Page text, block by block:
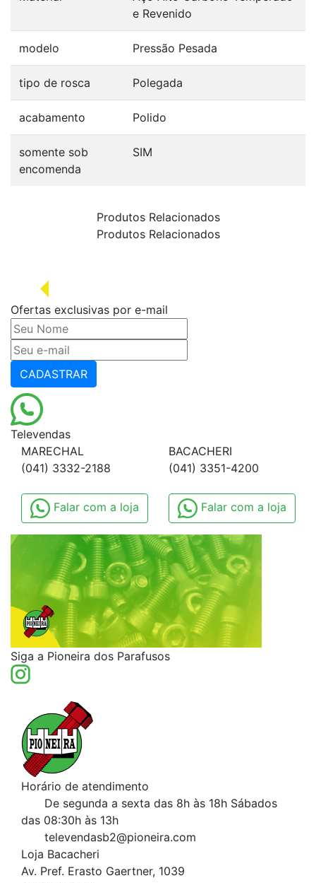
e Revenido
modelo Pressão Pesada
tipo de rosca Polegada
acabamento Polido
somente sob
encomenda
SIM
Produtos Relacionados
Produtos Relacionados
Ofertas exclusivas por e-mail
CADASTRAR
Televendas
MARECHAL
(041) 3332-2188
Falar com a loja
BACACHERI
(041) 3351-4200
Falar com a loja
Siga a Pioneira dos Parafusos
Horário de atendimento
De segunda a sexta das 8h às 18h Sábados
das 08:30h às 13h
televendasb2@pioneira.com
Loja Bacacheri
Av. Pref. Erasto Gaertner, 1039